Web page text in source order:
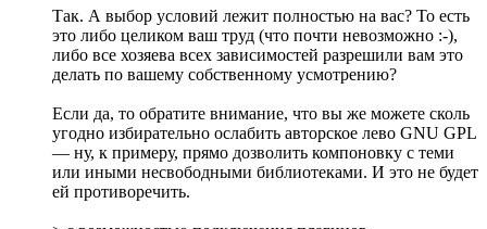
Так. А выбор условий лежит полностью на вас? То есть
это либо целиком ваш труд (что почти невозможно :-),
либо все хозяева всех зависимостей разрешили вам это
делать по вашему собственному усмотрению?
Если да, то обратите внимание, что вы же можете сколь
угодно избирательно ослабить авторское лево GNU GPL
— ну, к примеру, прямо дозволить компоновку с теми
или иными несвободными библиотеками. И это не будет
ей противоречить.